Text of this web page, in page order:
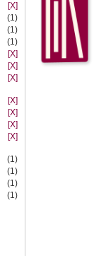
[X]
(1)
(1)
(1)
[X]
[X]
[X]
[X]
[X]
[X]
[X]
(1)
(1)
(1)
(1)